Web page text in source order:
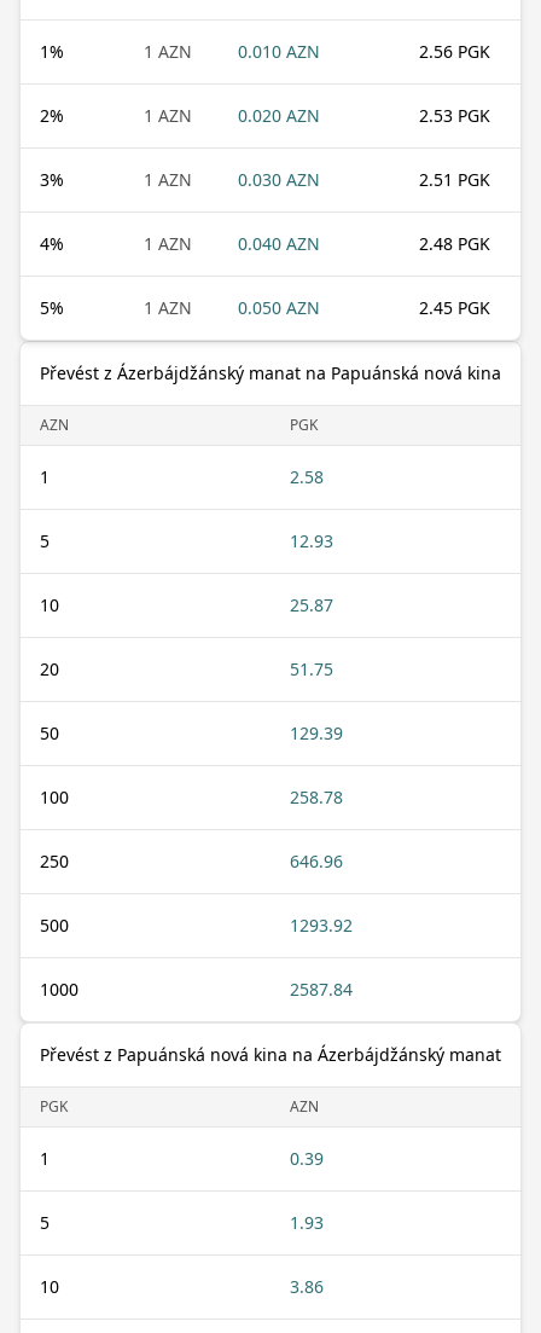
1% 1 AZN 0.010 AZN 2.56 PGK
2% 1 AZN 0.020 AZN 2.53 PGK
3% 1 AZN 0.030 AZN 2.51 PGK
4% 1 AZN 0.040 AZN 2.48 PGK
5% 1 AZN 0.050 AZN 2.45 PGK
Převést z Ázerbájdžánský manat na Papuánská nová kina
AZN PGK
1 2.58
5 12.93
10 25.87
20 51.75
50 129.39
100 258.78
250 646.96
500 1293.92
1000 2587.84
Převést z Papuánská nová kina na Ázerbájdžánský manat
PGK AZN
1 0.39
5 1.93
10 3.86